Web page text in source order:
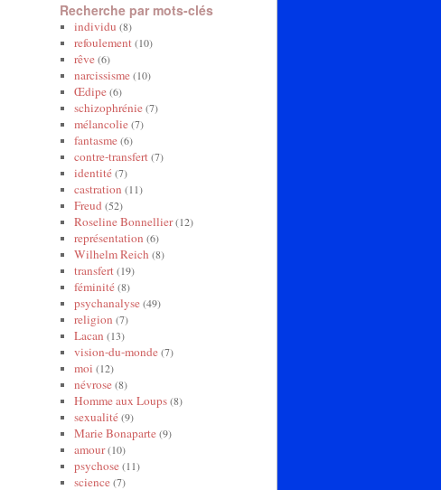
Recherche par mots-clés
individu (8)
refoulement(10)
rêve(6)
narcissisme(10)
Œdipe(6)
schizophrénie(7)
mélancolie(7)
fantasme(6)
contre-transfert(7)
identité(7)
castration (11)
Freud (52)
Roseline Bonnellier(12)
représentation (6)
Wilhelm Reich (8)
transfert(19)
féminité(8)
psychanalyse(49)
religion (7)
Lacan (13)
vision-du-monde(7)
moi (12)
névrose(8)
Homme aux Loups(8)
sexualité(9)
Marie Bonaparte(9)
amour(10)
psychose(11)
science(7)